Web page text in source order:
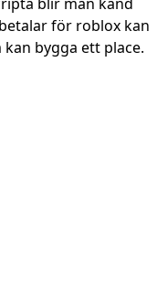
för roblox kan
bygga ett place.